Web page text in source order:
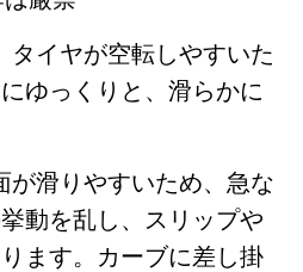
イヤが空転しやすいた
ゆっくりと、滑らかに
滑りやすいため、急な
動を乱し、スリップや
ます。カーブに差し掛